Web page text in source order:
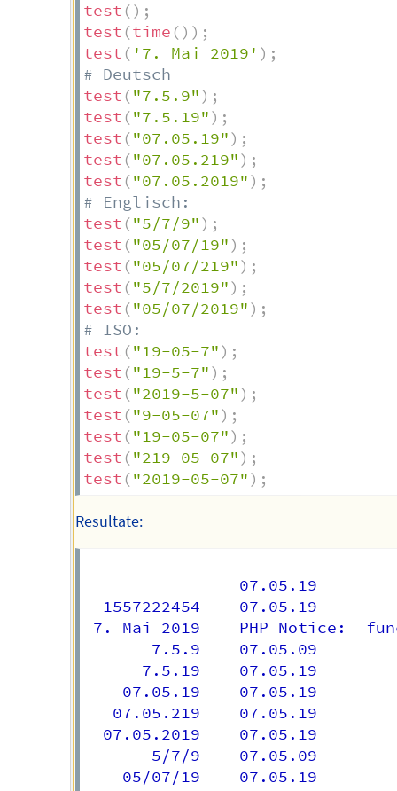
test () ;
test (time () ) ;
test ( '7. Mai 2019' ) ;
# Deutsch
test ("7.5.9") ;
test ("7.5.19") ;
test ("07.05.19") ;
test ("07.05.219") ;
test ("07.05.2019") ;
# Englisch:
test ("5/7/9") ;
test ("05/07/19") ;
test ("05/07/219") ;
test ("5/7/2019") ;
test ("05/07/2019") ;
# ISO:
test ("19-05-7") ;
test ("19-5-7") ;
test ("2019-5-07") ;
test ("9-05-07") ;
test ("19-05-07") ;
test ("219-05-07") ;
test ("2019-05-07") ;
Resultate:
  1557222454	07.05.19
7. Mai 2019	PHP Notice:  function date2german: Typ für '7. Mai 2019' nicht implementiert. in /tmp/test.php on line 6
       7.5.9	07.05.09
      7.5.19	07.05.19
    07.05.19	07.05.19
   07.05.219	07.05.19
  07.05.2019	07.05.19
       5/7/9	07.05.09
    05/07/19	07.05.19